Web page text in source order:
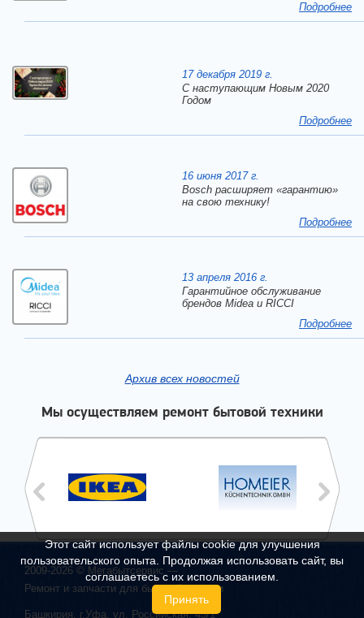
Подробнее
17 декабря 2019 г.
C наступающим Новым 2020
Годом
Подробнее
16 июня 2017 г.
Bosch расширяет «гарантию»
на свою технику!
Подробнее
13 апреля 2016 г.
Гарантийное обслуживание
брендов Midea и RICCI
Подробнее
Архив всех новостей
Мы осуществляем ремонт бытовой техники
2009-2026 © Мегабытсервис —
Ремонт и запчасти для бытовой техники
Башкирия, г. Уфа, ул. Российская, 45/1
Этот сайт использует файлы cookie для улучшения
пользовательского опыта. Продолжая использовать сайт, вы
соглашаетесь с их использованием.
Принять